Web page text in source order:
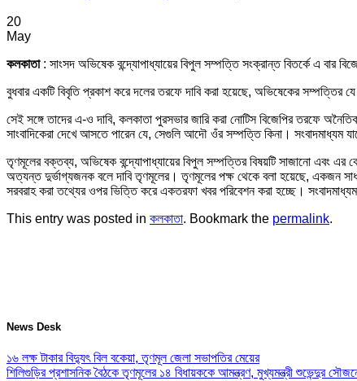
20
May
কলকাতা : সাংসদ অভিষেক বন্দ্যোপাধ্যায়ের বিপুল সম্পত্তি সংক্রান্ত বিতর্কে এ বার
বুধবার একটি বিবৃতি প্রকাশ করে দলের তরফে দাবি করা হয়েছে, অভিষেকের সম্পত্তির
সেই সঙ্গে তাদের এ-ও দাবি, কলকাতা পুরসভার জারি করা নোটিস বিজেপির তরফে
সাংবাদিকেরা দেখে আসতে পারেন যে, সেগুলি আদৌ ওঁর সম্পত্তি কিনা। সংবাদমাধ্যম
তৃণমূলের বক্তব্য, অভিষেক বন্দ্যোপাধ্যায়ের বিপুল সম্পত্তির বিষয়টি সাজানো এবং
অত্যন্ত দুর্ভাগ্যজনক বলে দাবি তৃণমূলের। তৃণমূলের পক্ষ থেকে বলা হয়েছে, একজন
সরবরাহ করা তথ্যের ওপর ভিত্তি করে একতরফা খবর পরিবেশন করা হচ্ছে।
This entry was posted in কলকাতা. Bookmark the permalink.
News Desk
১৬ লক্ষ টাকার বিদ্যুৎ বিল বকেয়া, তৃণমূল জেলা সভাপতির মেয়ের
শিলিগুড়ির প্রশাসনিক বৈঠকে তৃণমূলের ১৪ বিধায়ককে আমন্ত্রণ, মুখ্যমন্ত্রী শুভেন্দুর